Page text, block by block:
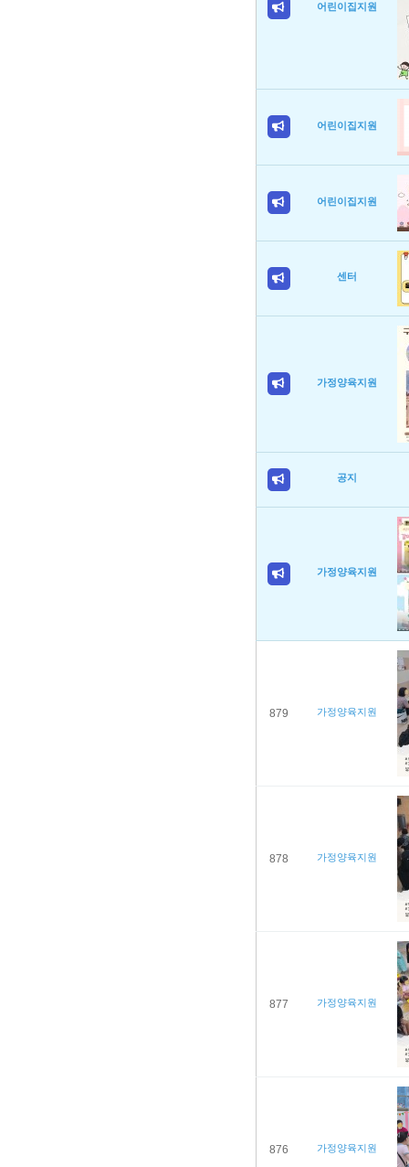
어린이집지원
어린이집지원
어린이집지원
센터
가정양육지원
공지
가정양육지원
879 가정양육지원
878 가정양육지원
877 가정양육지원
876 가정양육지원